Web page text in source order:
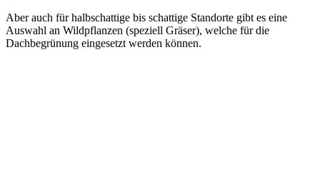
Aber auch für halbschattige bis schattige Standorte gibt es eine
Auswahl an Wildpflanzen (speziell Gräser), welche für die
Dachbegrünung eingesetzt werden können.